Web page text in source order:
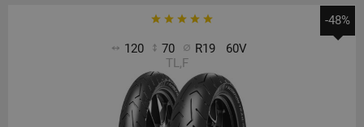
120 70 R19
60V
TL,F
-48%